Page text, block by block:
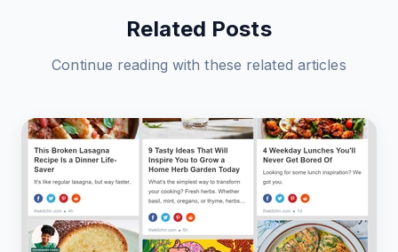
Related Posts
Continue reading with these related articles